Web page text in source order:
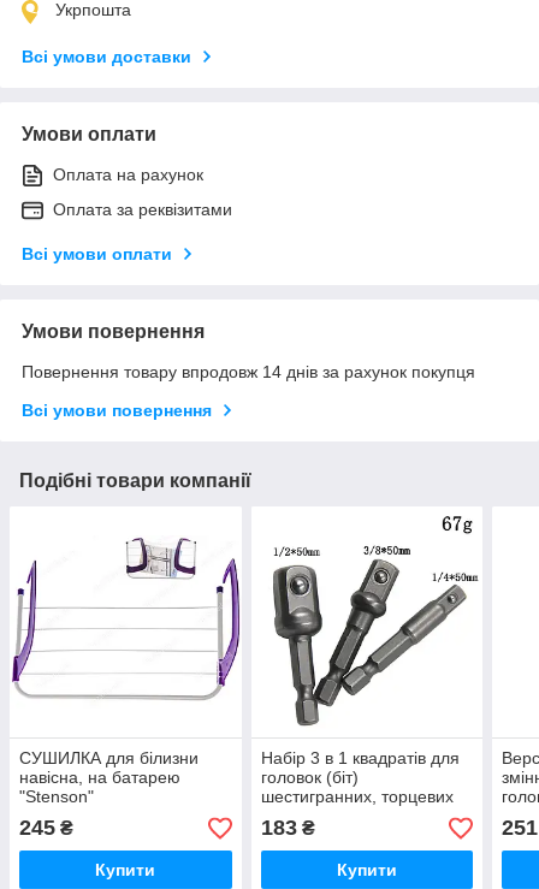
Укрпошта
Всі умови доставки
Умови оплати
Оплата на рахунок
Оплата за реквізитами
Всі умови оплати
Умови повернення
Повернення товару впродовж 14 днів за рахунок покупця
Всі умови повернення
Подібні товари компанії
СУШИЛКА для білизни
навісна, на батарею
"Stenson"
49,5Х28,8Х15,5СМ. 4+1
ряд
245 ₴
Купити
Набір 3 в 1 квадратів для
головок (біт)
шестигранних, торцевих
1/4, 1/4, 3/8. Сталь,
довжина 50 мм. Хром-
Ванадій
183₴
Купити
251